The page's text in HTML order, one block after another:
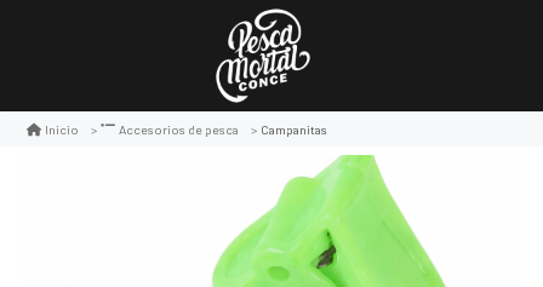
Inicio Accesorios de pesca Campanitas